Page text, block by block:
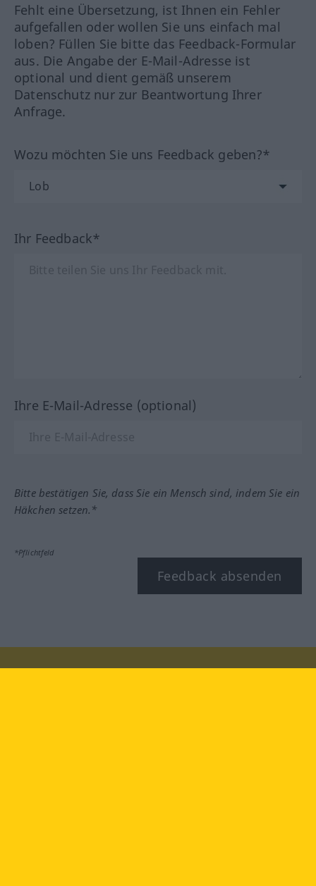
Fehlt eine Übersetzung, ist Ihnen ein Fehler
aufgefallen oder wollen Sie uns einfach mal
loben? Füllen Sie bitte das Feedback-Formular
aus. Die Angabe der E-Mail-Adresse ist
optional und dient gemäß unserem
Datenschutz nur zur Beantwortung Ihrer
Anfrage.
Wozu möchten Sie uns Feedback geben?*
Ihr Feedback*
Ihre E-Mail-Adresse (optional)
Bitte bestätigen Sie, dass Sie ein Mensch sind, indem Sie ein
Häkchen setzen.*
*Pflichtfeld
Feedback absenden